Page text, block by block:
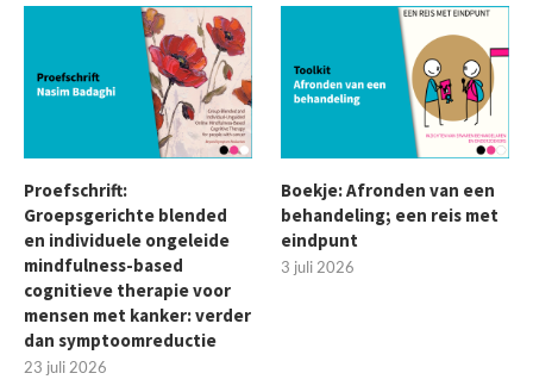
Proefschrift:
Groepsgerichte blended
en individuele ongeleide
mindfulness-based
cognitieve therapie voor
mensen met kanker: verder
dan symptoomreductie
23 juli 2026
Boekje: Afronden van een
behandeling; een reis met
eindpunt
3 juli 2026